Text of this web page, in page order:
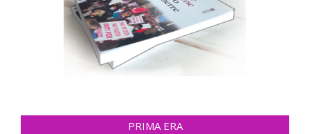
PRIMA ERA